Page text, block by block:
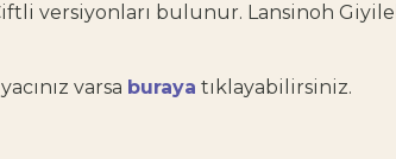
versiyonları bulunur. Lansinoh
varsa buraya tıklayabilirsiniz.